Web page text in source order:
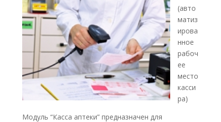
(авто
матиз
ирова
нное
рабоч
ее
место
касси
ра)
Модуль “Касса аптеки” предназначен для